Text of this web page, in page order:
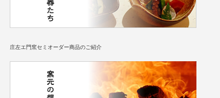
庄左エ門窯セミオーダー商品のご紹介